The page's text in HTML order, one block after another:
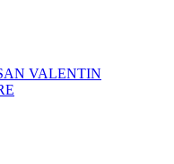
VALENTIN